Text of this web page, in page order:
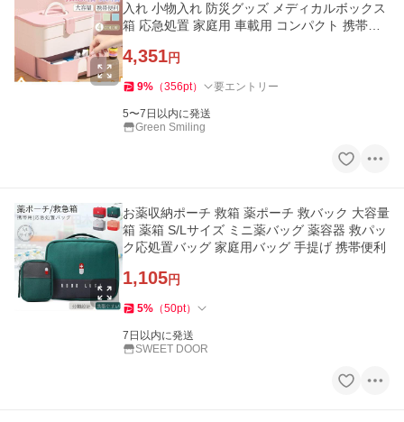
入れ 小物入れ 防災グッズ メディカルボックス
箱 応急処置 家庭用 車載用 コンパクト 携帯便
4,351円
9% （356pt） 要エントリー
5〜7日以内に発送
Green Smiling
お薬収納ポーチ 救箱 薬ポーチ 救バック 大容量
箱 薬箱 S/Lサイズ ミニ薬バッグ 薬容器 救パッ
ク応処置バッグ 家庭用バッグ 手提げ 携帯便利
1,105円
5% （50pt）
7日以内に発送
SWEET DOOR